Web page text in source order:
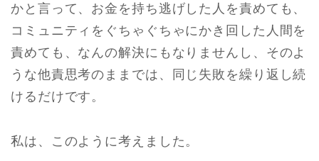
かと言って、お金を持ち逃げした人を責めても、
コミュニティをぐちゃぐちゃにかき回した人間を
責めても、なんの解決にもなりませんし、そのよ
うな他責思考のままでは、同じ失敗を繰り返し続
けるだけです。
私は、このように考えました。